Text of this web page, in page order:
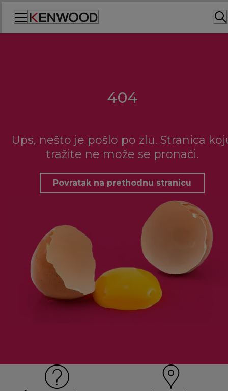
404
Ups, nešto je pošlo po zlu. Stranica
tražite ne može se pronaći.
Povratak na prethodnu stranicu